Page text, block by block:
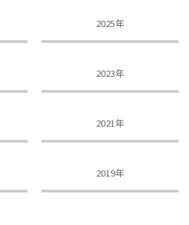
2025年
2023年
2021年
2019年